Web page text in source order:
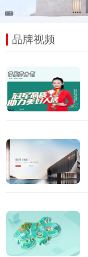
品牌视频